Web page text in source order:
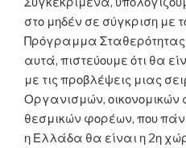
στο μηδέν σε σύγκριση με
Πρόγραμμα Σταθερότητας
αυτά, πιστεύουμε ότι θα
με τις προβλέψεις μιας
Οργανισμών,
θεσμικών φορέων, που
η Ελλάδα θα είναι η 2η